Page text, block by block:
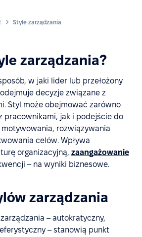
Style zarządzania
zarządzania?
w jaki lider lub przełożony
decyzje związane z
Styl może obejmować zarówno
pracownikami, jak i podejście do
rozwiązywania
celów. Wpływa
organizacyjną, zaangażowanie
– na wyniki biznesowe.
zarządzania
– autokratyczny,
– stanowią punkt